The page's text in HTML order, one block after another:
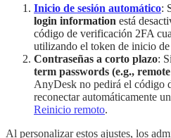
Inicio de sesión automático:
login information está
código de verificación 2FA
utilizando el token de inicio
Contraseñas a corto plazo:
term passwords (e.g.,
AnyDesk no pedirá el código
reconectar automáticamente
Reinicio remoto.
Al personalizar estos ajustes, los